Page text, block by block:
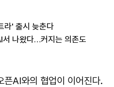
라' 출시 늦춘다
나왔다…커지는 의존도
픈AI와의 협업이 이어진다.